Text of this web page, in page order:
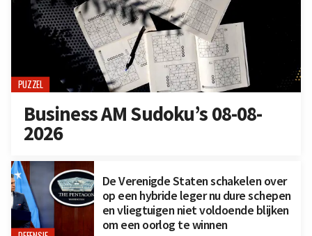
PUZZEL
Business AM Sudoku’s 08-08-
2026
De Verenigde Staten schakelen over
op een hybride leger nu dure schepen
en vliegtuigen niet voldoende blijken
om een oorlog te winnen